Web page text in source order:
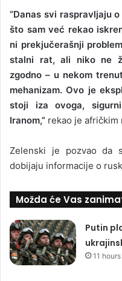
“Danas svi raspravljaju
što sam već rekao
ni prekjučerašnji
stalni rat, ali niko ne
zgodno – u nekom
mehanizam. Ovo je
stoji iza ovoga,
Iranom,” rekao je afričkim
Zelenski je pozvao da
dobijaju informacije o
Možda će Vas
Putin
11